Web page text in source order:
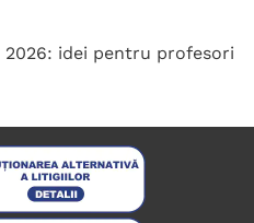
idei pentru profesori